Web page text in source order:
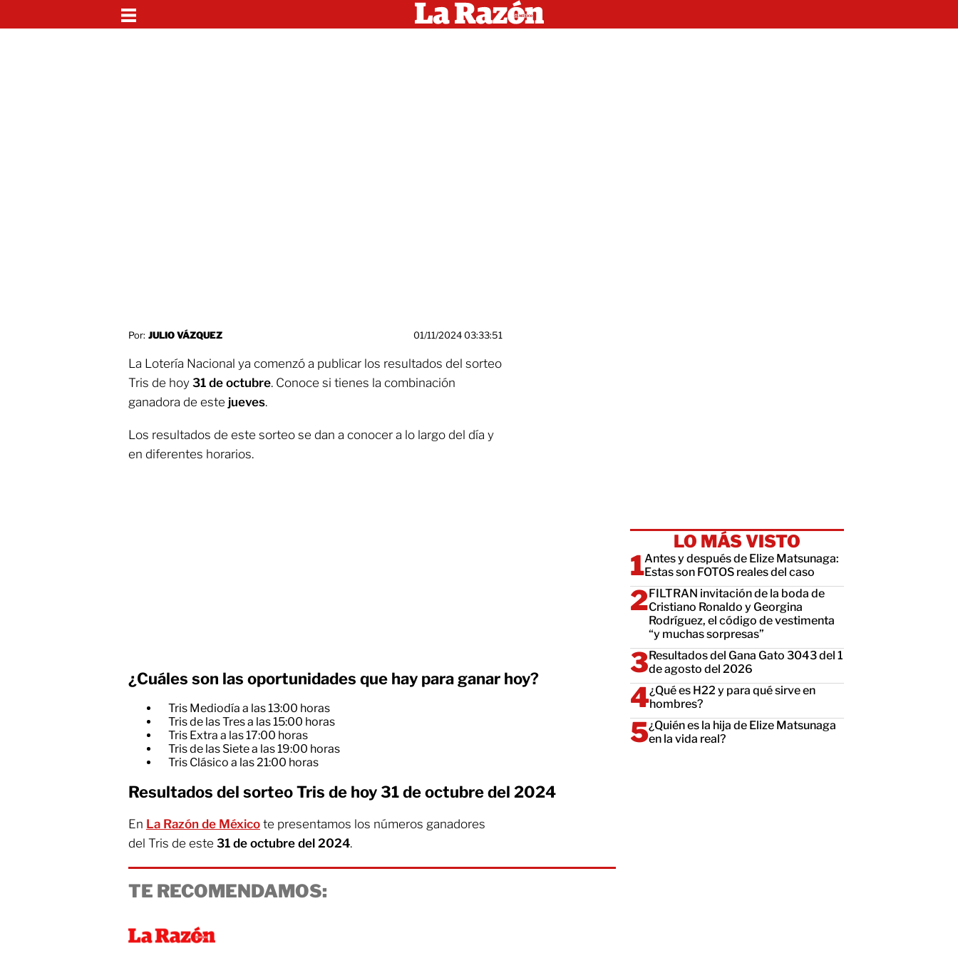
Por: JULIO VÁZQUEZ 01/11/2024 03:33:51
La Lotería Nacional ya comenzó a publicar los resultados del sorteo
Tris de hoy 31 de octubre. Conoce si tienes la combinación
ganadora de este jueves.
Los resultados de este sorteo se dan a conocer a lo largo del día y
en diferentes horarios.
¿Cuáles son las oportunidades que hay para ganar hoy?
Tris Mediodía a las 13:00 horas
Tris de las Tres a las 15:00 horas
Tris Extra a las 17:00 horas
Tris de las Siete a las 19:00 horas
Tris Clásico a las 21:00 horas
Resultados del sorteo Tris de hoy 31 de octubre del 2024
En La Razón de México te presentamos los números ganadores
del Tris de este 31 de octubre del 2024.
TE RECOMENDAMOS:
LO MÁS VISTO
Antes y después de Elize Matsunaga:
Estas son FOTOS reales del caso
FILTRAN invitación de la boda de
Cristiano Ronaldo y Georgina
Rodríguez, el código de vestimenta
“y muchas sorpresas”
Resultados del Gana Gato 3043 del 1
de agosto del 2026
¿Qué es H22 y para qué sirve en
hombres?
¿Quién es la hija de Elize Matsunaga
en la vida real?